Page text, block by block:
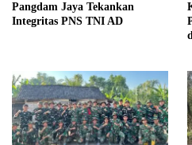
Pangdam Jaya Tekankan
Integritas PNS TNI AD